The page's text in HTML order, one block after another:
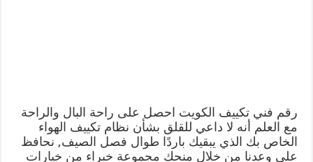
رقم فني تكييف الكويت احصل على راحة البال والراحة
مع العلم أنه لا داعي للقلق بشأن نظام تكييف الهواء
الخاص بك الذي يبقيك باردًا طوال فصل الصيف, نحافظ
على وعدنا من خلال منحك مجموعة خبراء من خيارات